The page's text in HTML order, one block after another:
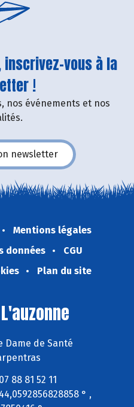
vous à la
!
nos événements et nos
newsletter
Mentions légales
données
CGU
Plan du site
Dame de Santé
07 88 81 52 11
° ,